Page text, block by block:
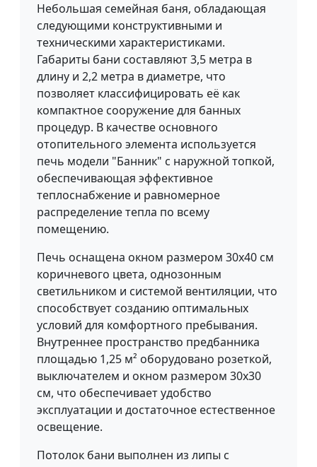
Небольшая семейная баня, обладающая
следующими конструктивными и
техническими характеристиками.
Габариты бани составляют 3,5 метра в
длину и 2,2 метра в диаметре, что
позволяет классифицировать её как
компактное сооружение для банных
процедур. В качестве основного
отопительного элемента используется
печь модели "Банник" с наружной топкой,
обеспечивающая эффективное
теплоснабжение и равномерное
распределение тепла по всему
помещению.
Печь оснащена окном размером 30x40 см
коричневого цвета, однозонным
светильником и системой вентиляции, что
способствует созданию оптимальных
условий для комфортного пребывания.
Внутреннее пространство предбанника
площадью 1,25 м² оборудовано розеткой,
выключателем и окном размером 30x30
см, что обеспечивает удобство
эксплуатации и достаточное естественное
освещение.
Потолок бани выполнен из липы с